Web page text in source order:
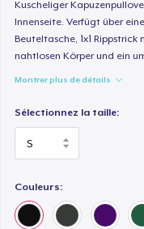
Kuscheliger
Innenseite. Verfügt über
Beuteltasche, 1x1
nahtlosen Körper und ein
Montrer plus de détails
Sélectionnez la taille:
Couleurs:
24,99 $US
30,99 $US